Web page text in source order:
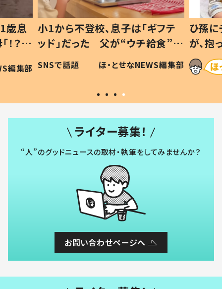
歳息
？」
編集部
小1から不登校、息子は「ギフテ
ッド」だった 父が“ウチ給食”を
作り続ける理由とは #令和の親
#令和の子
SNSで話題 ほ・とせなNEWS編集部
ひ孫
が、
「涙が
い」
ライター募集！
“人”のグッドニュースの取材・執筆をしてみませんか？
お問い合わせページへ